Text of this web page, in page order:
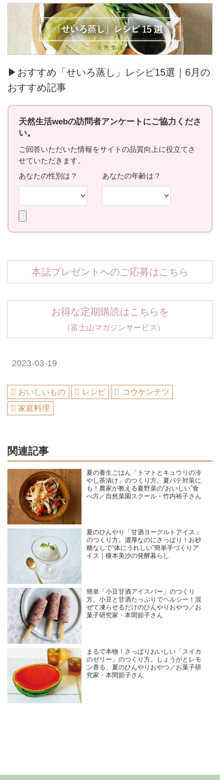
▶おすすめ「せいろ蒸し」レシピ15選｜6月の
おすすめ記事
本誌プレゼントへのご応募はこちら
お得な定期購読はこちらを
（富士山マガジンサービス）
2023-03-19
おいしいもの レシピ
コウケンテツ
家庭料理
関連記事
夏の養生ごはん「トマトとキュウリの冷
やし茶漬け」のつくり方。夏バテ対策に
も！農家が教える夏野菜の“おいしい”食
べ方／自然菜園スクール・竹内裕子さん
夏のひんやり「甘酒ヨーグルトアイス」
のつくり方。濃厚なのにさっぱり！お砂
糖なしで“体にうれしい”簡単手づくりア
イス｜榎本美沙の発酵暮らし
簡単「小豆甘酒アイスバー」のつくり
方。小豆と甘酒たっぷりでヘルシー！混
ぜて凍らせるだけのひんやりおやつ／お
菓子研究家・本間節子さん
まるで本物！さっぱりおいしい「スイカ
のゼリー」のつくり方。しょうがとレモ
ン香る、夏のひんやりおやつ／お菓子研
究家・本間節子さん